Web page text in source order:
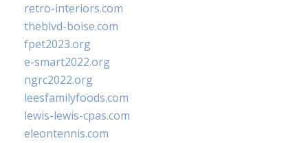
retro-interiors.com
theblvd-boise.com
fpet2023.org
e-smart2022.org
ngrc2022.org
leesfamilyfoods.com
lewis-lewis-cpas.com
eleontennis.com